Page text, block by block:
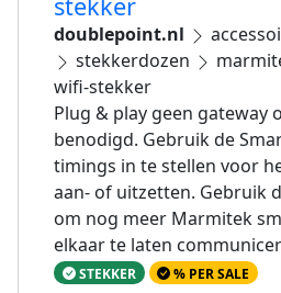
doublepoint.nl
stekkerdozen
wifi-stekker
Plug & play geen gateway
benodigd. Gebruik de
timings in te stellen voor
aan- of uitzetten. Gebruik
om nog meer Marmitek
elkaar te laten
STEKKER % PER SALE